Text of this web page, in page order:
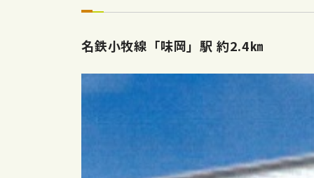
名鉄小牧線「味岡」駅 約2.4㎞